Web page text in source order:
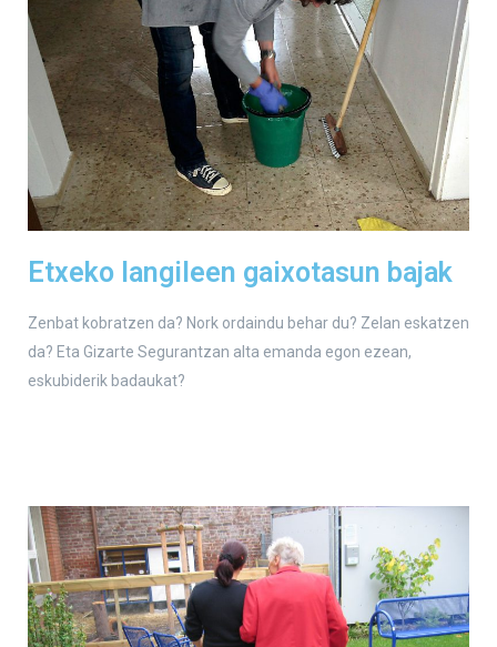
Etxeko langileen gaixotasun bajak
Zenbat kobratzen da? Nork ordaindu behar du? Zelan eskatzen
da? Eta Gizarte Segurantzan alta emanda egon ezean,
eskubiderik badaukat?